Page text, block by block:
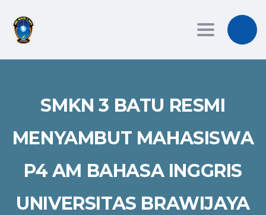
Toggle
SMKN 3 BATU RESMI
MENYAMBUT MAHASISWA
P4 AM BAHASA INGGRIS
UNIVERSITAS BRAWIJAYA